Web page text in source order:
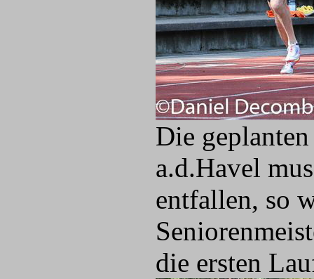
Die
a.d.Havel
entfallen, so
die ersten